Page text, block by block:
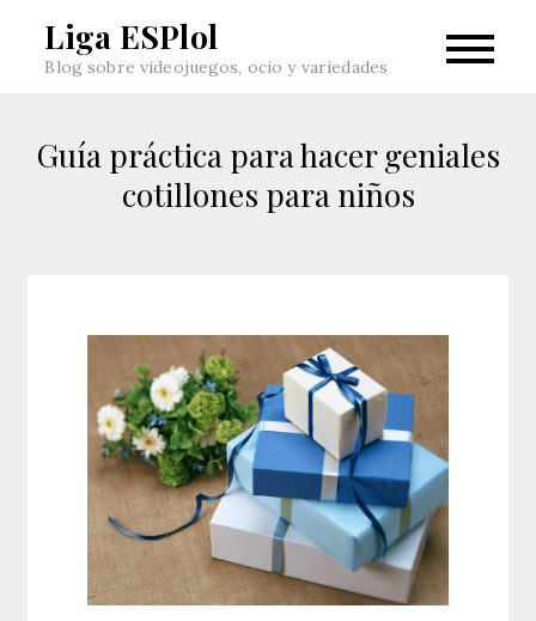
Liga ESPlol
Blog sobre videojuegos, ocio y variedades
Guía práctica para hacer geniales
cotillones para niños